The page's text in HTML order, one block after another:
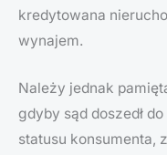
kredytowana
wynajem.
Należy jednak
gdyby sąd doszedł
statusu konsumenta,